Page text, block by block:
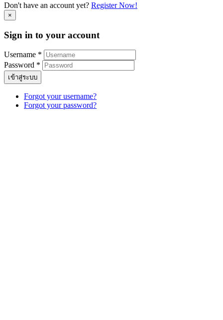
Don't have an account yet? Register Now!
×
Sign in to your account
Username *
Password *
เข้าสู่ระบบ
Forgot your username?
Forgot your password?